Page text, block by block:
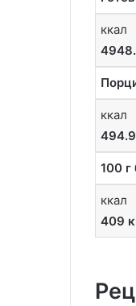
ккал
ккал
100
ккал
409